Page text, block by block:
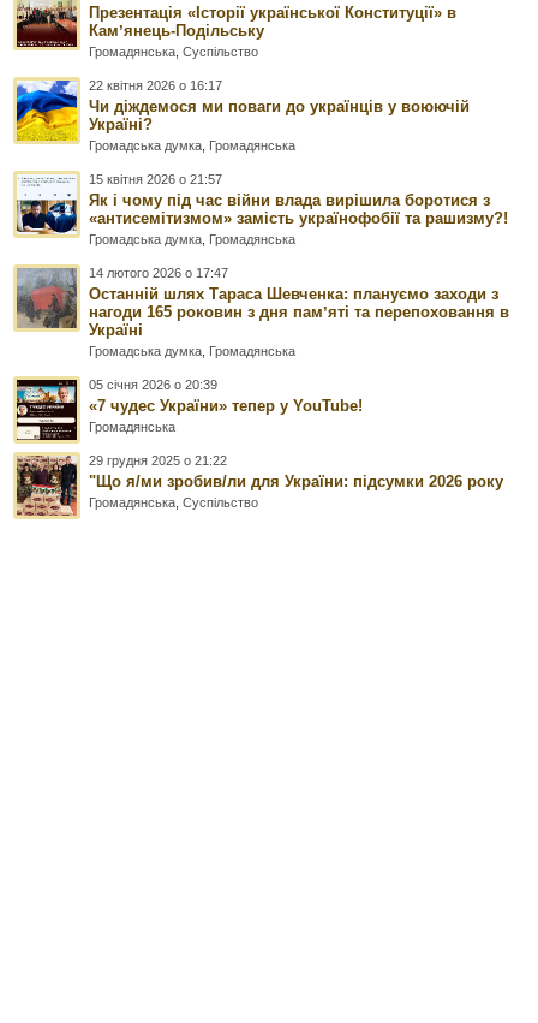
Презентація «Історії української Конституції» в
Камʼянець-Подільську
Громадянська ,Суспільство
22 квітня 2026 о 16:17
Чи діждемося ми поваги до українців у воюючій
Україні?
Громадська думка Громадянська
15 квітня 2026 о 21:57
Як і чому під час війни влада вирішила боротися з
«антисемітизмом» замість українофобії та рашизму?!
Громадська думка Громадянська
14 лютого 2026 о 17:47
Останній шлях Тараса Шевченка: плануємо заходи з
нагоди 165 роковин з дня памʼяті та перепоховання в
Україні
Громадська думка Громадянська
05 січня 2026 о 20:39
«7 чудес України» тепер у YouTube!
Громадянська
29 грудня 2025 о 21:22
"Що я/ми зробив/ли для України: підсумки 2026 року
Громадянська ,Суспільство